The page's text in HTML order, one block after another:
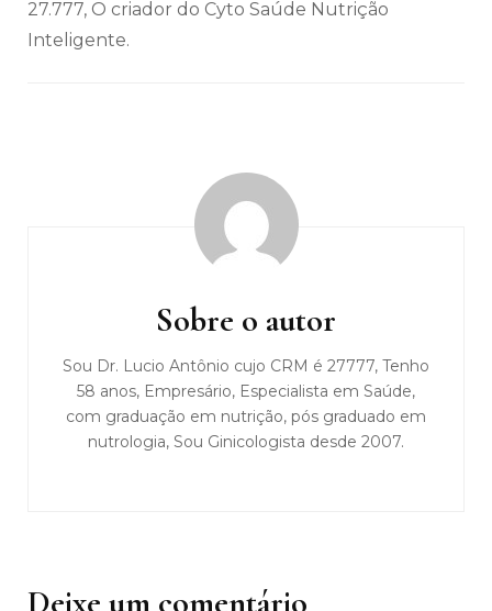
27.777, O criador do Cyto Saúde Nutrição
Inteligente.
Sobre o autor
Sou Dr. Lucio Antônio cujo CRM é 27777, Tenho
58 anos, Empresário, Especialista em Saúde,
com graduação em nutrição, pós graduado em
nutrologia, Sou Ginicologista desde 2007.
Deixe um comentário